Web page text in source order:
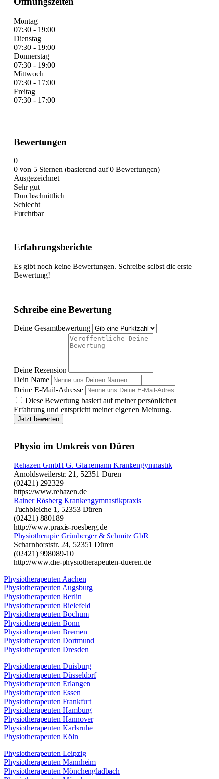
Montag
07:30 - 19:00
Dienstag
07:30 - 19:00
Donnerstag
07:30 - 19:00
Mittwoch
07:30 - 17:00
Freitag
07:30 - 17:00
Bewertungen
0
0 von 5 Sternen (basierend auf 0 Bewertungen)
Ausgezeichnet
Sehr gut
Durchschnittlich
Schlecht
Furchtbar
Erfahrungsberichte
Es gibt noch keine Bewertungen. Schreibe selbst die erste
Bewertung!
Schreibe eine Bewertung
Deine Gesamtbewertung
Deine Rezension
Dein Name
Deine E-Mail-Adresse
Diese Bewertung basiert auf meiner persönlichen
Erfahrung und entspricht meiner eigenen Meinung.
Jetzt bewerten
Physio im Umkreis von Düren
Rehazen GmbH G. Glanemann Krankengymnastik
Arnoldsweilerstr. 21, 52351 Düren
(02421) 292329
https://www.rehazen.de
Rainer Rösberg Krankengymnastikpraxis
Tuchbleiche 1, 52353 Düren
(02421) 880189
http://www.praxis-roesberg.de
Physiotherapie Grünberger & Schmitz GbR
Scharnhorststr. 24, 52351 Düren
(02421) 998089-10
http://www.die-physiotherapeuten-dueren.de
Physiotherapeuten Aachen
Physiotherapeuten Augsburg
Physiotherapeuten Berlin
Physiotherapeuten Bielefeld
Physiotherapeuten Bochum
Physiotherapeuten Bonn
Physiotherapeuten Bremen
Physiotherapeuten Dortmund
Physiotherapeuten Dresden
Physiotherapeuten Duisburg
Physiotherapeuten Düsseldorf
Physiotherapeuten Erlangen
Physiotherapeuten Essen
Physiotherapeuten Frankfurt
Physiotherapeuten Hamburg
Physiotherapeuten Hannover
Physiotherapeuten Karlsruhe
Physiotherapeuten Köln
Physiotherapeuten Leipzig
Physiotherapeuten Mannheim
Physiotherapeuten Mönchengladbach